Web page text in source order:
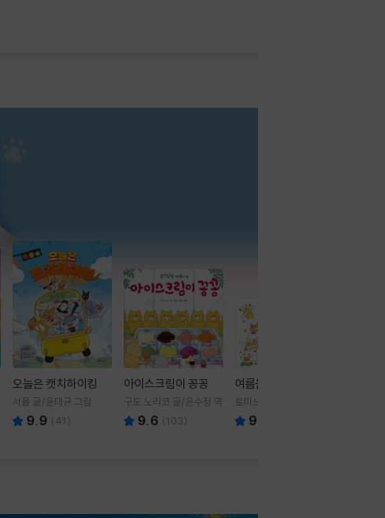
오늘은 캣치하이킹
서율 글/윤태규 그림
9.9 (41 )
아이스크림이 꽁꽁
구도 노리코 글/윤수정 역
9.6 (103)
여름을 부탁해
토마쓰리 글그림
9.8